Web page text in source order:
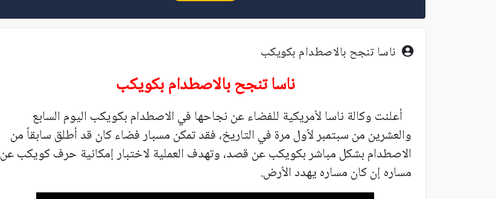
ناسا تنجح بالاصطدام بكويكب
ناسا تنجح بالاصطدام بكويكب
أعلنت وكالة ناسا لأمريكية للفضاء عن نجاحها في الاصطدام بكويكب اليوم السابع
والعشرين من سبتمبر لأول مرة في التاريخ، فقد تمكن مسبار فضاء كان قد أطلق سابقاً من
الاصطدام بشكل مباشر بكويكب عن قصد، وتهدف العملية لاختبار إمكانية حرف كويكب عن
مساره إن كان مساره يهدد الأرض.